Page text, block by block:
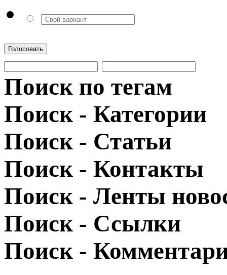
Голосовать
Поиск по тегам
Поиск - Категории
Поиск - Статьи
Поиск - Контакты
Поиск - Ленты
Поиск - Ссылки
Поиск -